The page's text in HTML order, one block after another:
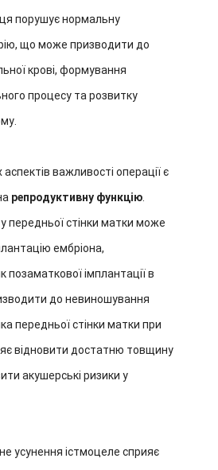
порушує нормальну
що може призводити до
крові, формування
процесу та розвитку
важливості операції є
репродуктивну функцію
передньої стінки матки може
ембріона,
позаматкової імплантації в
до невиношування
передньої стінки матки при
відновити достатню товщину
акушерські ризики у
усунення істмоцеле сприяє